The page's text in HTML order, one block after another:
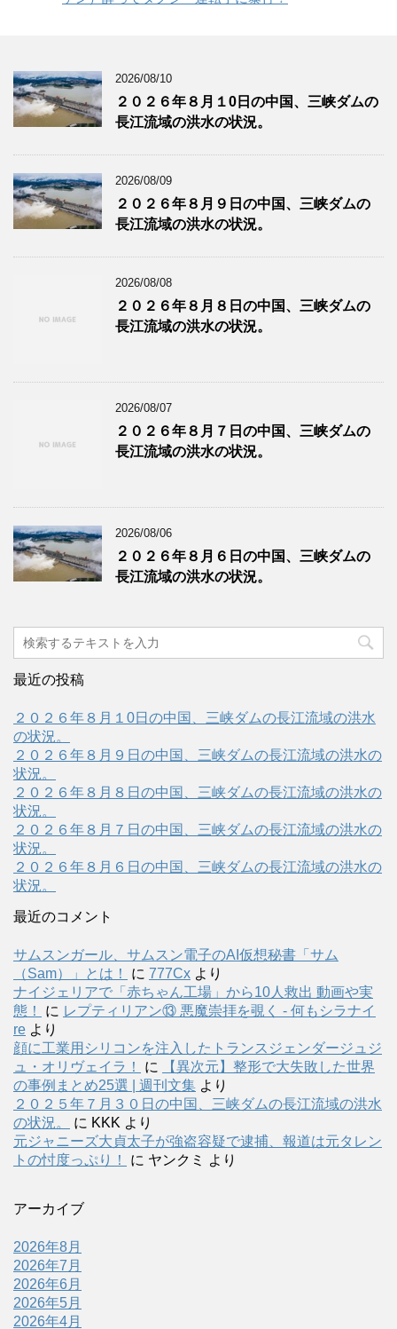
2026/08/10
２０２６年８月１0日の中国、三峡ダムの
長江流域の洪水の状況。
2026/08/09
２０２６年８月９日の中国、三峡ダムの
長江流域の洪水の状況。
2026/08/08
２０２６年８月８日の中国、三峡ダムの
長江流域の洪水の状況。
2026/08/07
２０２６年８月７日の中国、三峡ダムの
長江流域の洪水の状況。
2026/08/06
２０２６年８月６日の中国、三峡ダムの
長江流域の洪水の状況。
最近の投稿
２０２６年８月１0日の中国、三峡ダムの長江流域の洪水
の状況。
２０２６年８月９日の中国、三峡ダムの長江流域の洪水の
状況。
２０２６年８月８日の中国、三峡ダムの長江流域の洪水の
状況。
２０２６年８月７日の中国、三峡ダムの長江流域の洪水の
状況。
２０２６年８月６日の中国、三峡ダムの長江流域の洪水の
状況。
最近のコメント
サムスンガール、サムスン電子のAI仮想秘書「サム
（Sam）」とは！
に 777Cx より
ナイジェリアで「赤ちゃん工場」から10人救出 動画や実
態！
に レプティリアン⑬ 悪魔崇拝を覗く - 何もシラナイ
re より
顔に工業用シリコンを注入したトランスジェンダージュジ
ュ・オリヴェイラ！
に
【異次元】整形で大失敗した世界
の事例まとめ25選 | 週刊文集 より
２０２５年７月３０日の中国、三峡ダムの長江流域の洪水
の状況。
に KKK より
元ジャニーズ大貞太子が強盗容疑で逮捕、報道は元タレン
トの忖度っぷり！
に ヤンクミ より
アーカイブ
2026年8月
2026年7月
2026年6月
2026年5月
2026年4月